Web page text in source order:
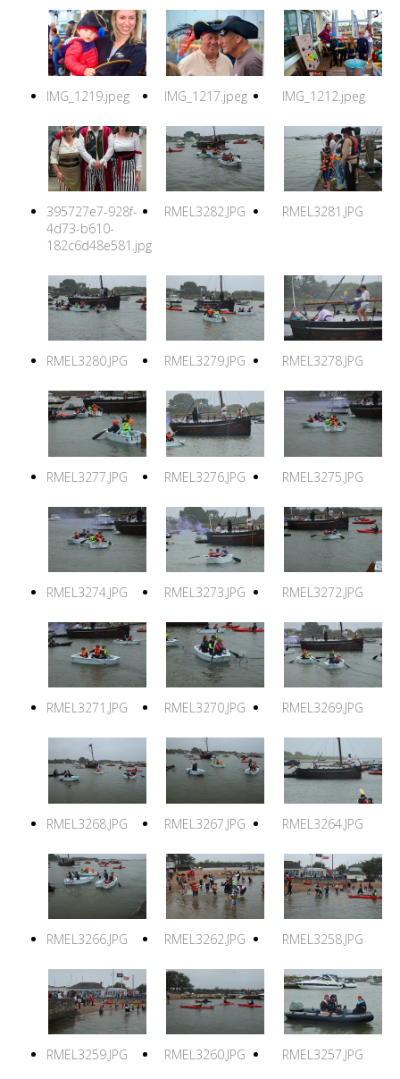
IMG_1219.jpeg IMG_1217.jpeg IMG_1212.jpeg
395727e7-928f-
4d73-b610-
182c6d48e581.jpg
RMEL3282.JPG RMEL3281.JPG
RMEL3280.JPG RMEL3279.JPG RMEL3278.JPG
RMEL3277.JPG RMEL3276.JPG RMEL3275.JPG
RMEL3274.JPG RMEL3273.JPG RMEL3272.JPG
RMEL3271.JPG RMEL3270.JPG RMEL3269.JPG
RMEL3268.JPG RMEL3267.JPG RMEL3264.JPG
RMEL3266.JPG RMEL3262.JPG RMEL3258.JPG
RMEL3259.JPG RMEL3260.JPG RMEL3257.JPG